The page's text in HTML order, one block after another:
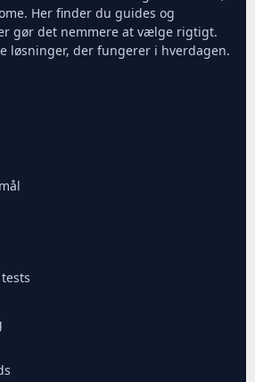
Her finder du guides og
gør det nemmere at vælge rigtigt.
løsninger, der fungerer i hverdagen.